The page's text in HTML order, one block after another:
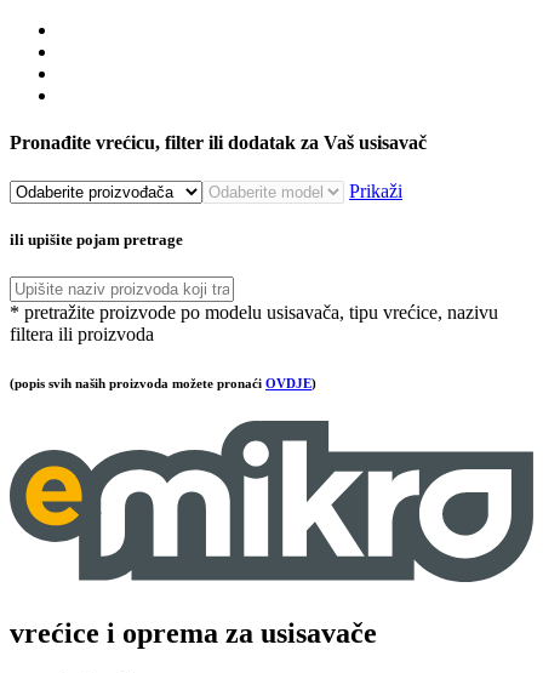
Pronađite vrećicu, filter ili dodatak za Vaš usisavač
Prikaži
ili upišite pojam pretrage
* pretražite proizvode po modelu usisavača, tipu vrećice, nazivu
filtera ili proizvoda
(popis svih naših proizvoda možete pronaći OVDJE)
vrećice i oprema za usisavače